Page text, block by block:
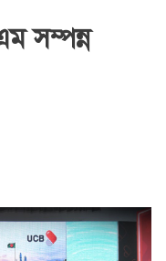
সম্পন্ন